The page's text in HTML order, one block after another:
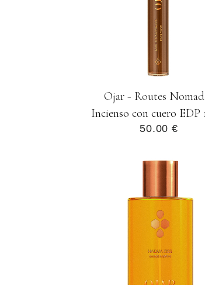
Ojar - Routes
Incienso con cuero EDP
50.00 €